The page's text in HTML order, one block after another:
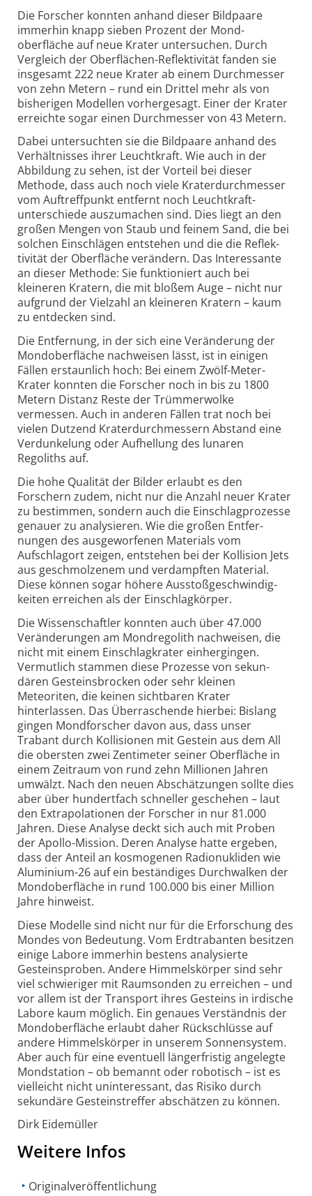
Die Forscher konnten anhand dieser Bildpaare
immerhin knapp sieben Prozent der Mond­
oberfläche auf neue Krater untersuchen. Durch
Vergleich der Ober­flächen-Reflek­tivität fanden sie
insgesamt 222 neue Krater ab einem Durchmesser
von zehn Metern – rund ein Drittel mehr als von
bisherigen Modellen vorhergesagt. Einer der Krater
erreichte sogar einen Durch­messer von 43 Metern.
Dabei untersuchten sie die Bildpaare anhand des
Verhält­nisses ihrer Leuchtkraft. Wie auch in der
Abbildung zu sehen, ist der Vorteil bei dieser
Methode, dass auch noch viele Krater­durchmesser
vom Auftreff­punkt entfernt noch Leuchtkraft­
unterschiede auszumachen sind. Dies liegt an den
großen Mengen von Staub und feinem Sand, die bei
solchen Einschlägen entstehen und die die Reflek­
tivität der Ober­fläche verändern. Das Interessante
an dieser Methode: Sie funktioniert auch bei
kleineren Kratern, die mit bloßem Auge – nicht nur
aufgrund der Vielzahl an kleineren Kratern – kaum
zu entdecken sind.
Die Entfernung, in der sich eine Veränderung der
Mond­oberfläche nachweisen lässt, ist in einigen
Fällen erstaunlich hoch: Bei einem Zwölf-Meter-
Krater konnten die Forscher noch in bis zu 1800
Metern Distanz Reste der Trümmer­wolke
vermessen. Auch in anderen Fällen trat noch bei
vielen Dutzend Krater­durchmessern Abstand eine
Verdunkelung oder Aufhellung des lunaren
Regoliths auf.
Die hohe Qualität der Bilder erlaubt es den
Forschern zudem, nicht nur die Anzahl neuer Krater
zu bestimmen, sondern auch die Einschlag­prozesse
genauer zu analysieren. Wie die großen Entfer­
nungen des ausge­worfenen Materials vom
Aufschlag­ort zeigen, entstehen bei der Kollision Jets
aus geschmolzenem und verdampften Material.
Diese können sogar höhere Ausstoß­geschwindig­
keiten erreichen als der Einschlag­körper.
Die Wissen­schaftler konnten auch über 47.000
Veränderungen am Mond­regolith nachweisen, die
nicht mit einem Einschlag­krater einhergingen.
Vermutlich stammen diese Prozesse von sekun­
dären Gesteins­brocken oder sehr kleinen
Meteoriten, die keinen sichtbaren Krater
hinterlassen. Das Über­raschende hierbei: Bislang
gingen Mond­forscher davon aus, dass unser
Trabant durch Kolli­sionen mit Gestein aus dem All
die obersten zwei Zentimeter seiner Oberfläche in
einem Zeitraum von rund zehn Millionen Jahren
umwälzt. Nach den neuen Abschät­zungen sollte dies
aber über hundert­fach schneller geschehen – laut
den Extra­polationen der Forscher in nur 81.000
Jahren. Diese Analyse deckt sich auch mit Proben
der Apollo-Mission. Deren Analyse hatte ergeben,
dass der Anteil an kosmogenen Radio­nukliden wie
Aluminium-26 auf ein beständiges Durchwalken der
Mond­oberfläche in rund 100.000 bis einer Million
Jahre hinweist.
Diese Modelle sind nicht nur für die Erfor­schung des
Mondes von Bedeutung. Vom Erd­trabanten besitzen
einige Labore immerhin bestens analysierte
Gesteins­proben. Andere Himmels­körper sind sehr
viel schwieriger mit Raum­sonden zu erreichen – und
vor allem ist der Transport ihres Gesteins in irdische
Labore kaum möglich. Ein genaues Verständnis der
Mond­oberfläche erlaubt daher Rück­schlüsse auf
andere Himmels­körper in unserem Sonnensystem.
Aber auch für eine eventuell länger­fristig angelegte
Mond­station – ob bemannt oder robotisch – ist es
vielleicht nicht unin­teressant, das Risiko durch
sekundäre Gesteins­treffer abschätzen zu können.
Dirk Eidemüller
Weitere Infos
Originalveröffentlichung